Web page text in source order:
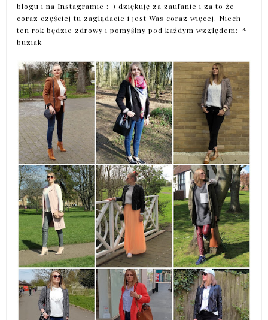
blogu i na Instagramie :-) dziękuję za zaufanie i za to że
coraz częściej tu zaglądacie i jest Was coraz więcej. Niech
ten rok będzie zdrowy i pomyślny pod każdym względem:-*
buziak